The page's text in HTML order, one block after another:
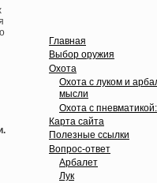
Главная
Выбор оружия
Охота
Охота с луком и
мысли
Охота с
Карта сайта
Полезные ссылки
Вопрос-ответ
Арбалет
Лук